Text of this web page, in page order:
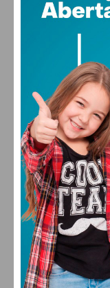
25°
29°
SEG
FARMACIAS